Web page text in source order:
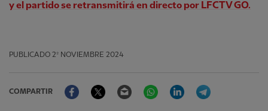
y el partido se retransmitirá en directo por LFCTV GO.
PUBLICADO 2º NOVIEMBRE 2024
COMPARTIR
FacebookTwitter Email WhatsAppLinkedIn